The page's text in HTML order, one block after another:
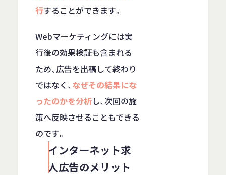
行することができます。
Webマーケティングには実
行後の効果検証も含まれる
ため、広告を出稿して終わり
ではなく、 なぜその結果にな
ったのかを分析し、次回の施
策へ反映させることもできる
のです。
インターネット求
人広告のメリット